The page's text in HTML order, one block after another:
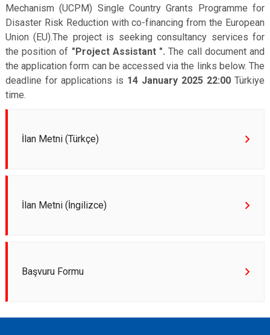
Mechanism (UCPM) Single Country Grants Programme for
Disaster Risk Reduction with co-financing from the European
Union (EU).The project is seeking consultancy services for
the position of "Project Assistant ". The call document and
the application form can be accessed via the links below. The
deadline for applications is 14 January 2025 22:00 Türkiye
time.
İlan Metni (Türkçe)
İlan Metni (İngilizce)
Başvuru Formu